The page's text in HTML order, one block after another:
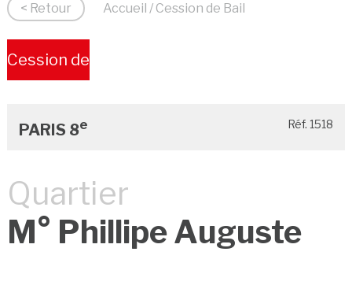
< Retour Accueil / Cession de Bail
Cession de
PARIS 8e Réf. 1518
Quartier
M° Phillipe Auguste